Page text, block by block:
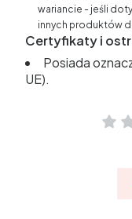
wariancie - jeśli
innych produktów
Certyfikaty i
Posiada
UE).